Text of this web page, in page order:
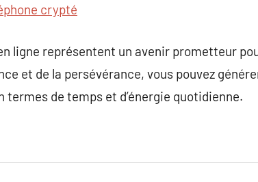
crypté
ligne représentent un avenir prometteur
et de la persévérance, vous pouvez
termes de temps et d’énergie quotidienne.